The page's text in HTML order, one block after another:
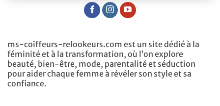
ms-coiffeurs-relookeurs.com est un site dédié à la
féminité et à la transformation, où l’on explore
beauté, bien-être, mode, parentalité et séduction
pour aider chaque femme à révéler son style et sa
confiance.